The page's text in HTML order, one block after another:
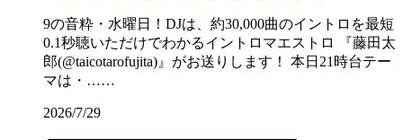
9の音粋・水曜日！DJは、約30,000曲のイントロを最短
0.1秒聴いただけでわかるイントロマエストロ 『藤田太
郎(@taicotarofujita)』がお送りします！ 本日21時台テー
マは・……
2026/7/29